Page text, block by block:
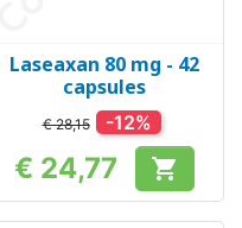
Laseaxan 80 mg - 42
capsules
€ 28,15 -12%
Prijs
€ 24,77 